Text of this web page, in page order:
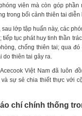
viên mà còn góp
trong bối cảnh thiên tai
lớp tập huấn này, các
tiếp tục phát huy tinh thần
chống thiên tai; qua
do thiên tai gây ra.
Việt Nam đã luôn
sự sẻ chia thiết thực với
chí chính thống